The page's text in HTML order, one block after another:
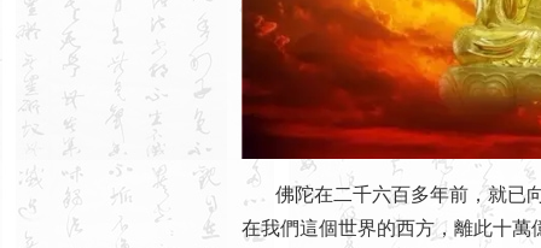
佛陀在二千六百多年前，就已向
在我們這個世界的西方，離此十